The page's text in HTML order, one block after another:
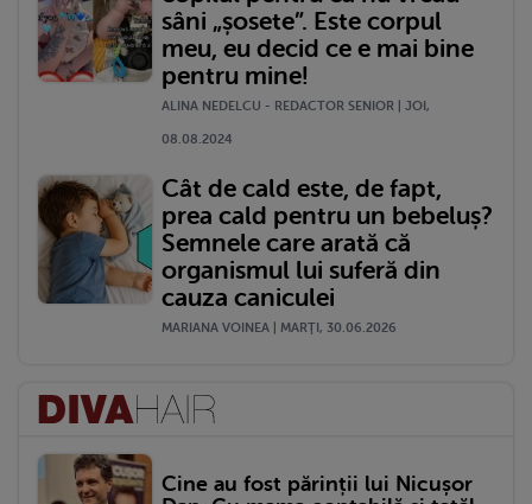
sâni „șosete”. Este corpul
meu, eu decid ce e mai bine
pentru mine!
ALINA NEDELCU - REDACTOR SENIOR | JOI,
08.08.2024
Cât de cald este, de fapt,
prea cald pentru un bebeluș?
Semnele care arată că
organismul lui suferă din
cauza caniculei
MARIANA VOINEA | MARŢI, 30.06.2026
Cine au fost părinții lui Nicușor